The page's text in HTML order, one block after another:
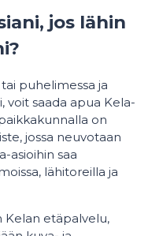
jos lähin
puhelimessa ja
voit saada apua Kela-
on
jossa neuvotaan
asioihin saa
lähitoreilla ja
Kelan etäpalvelu,